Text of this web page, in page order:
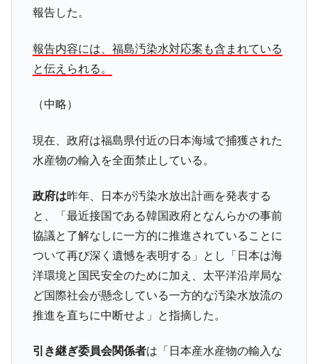
報告した。
報告内容には、福島汚染水対応案も含まれている
と伝えられる。
（中略）
現在、政府は福島県付近の日本海域で捕獲された
水産物の輸入を全面禁止している。
政府は昨年、日本が汚染水放出計画を発表する
と、「最近接国である韓国政府となんらかの事前
協議と了解なしに一方的に推進されていることに
ついて再び深く遺憾を表明する」とし「日本は海
洋環境と国民安全のために加え、太平洋沿岸局な
ど国際社会が懸念している一方的な汚染水放流の
推進を直ちに中断せよ」と指摘した。
引き継ぎ委員会関係者は「日本産水産物の輸入な